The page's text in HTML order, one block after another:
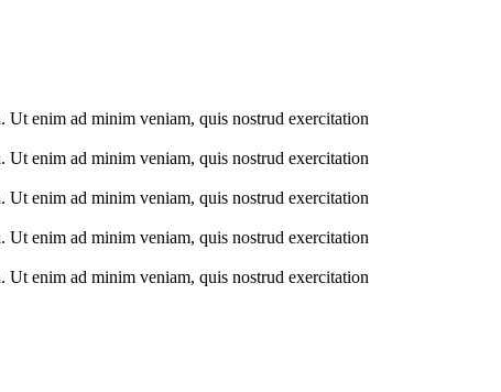
Ut enim ad minim veniam, quis nostrud exercitation
Ut enim ad minim veniam, quis nostrud exercitation
Ut enim ad minim veniam, quis nostrud exercitation
Ut enim ad minim veniam, quis nostrud exercitation
Ut enim ad minim veniam, quis nostrud exercitation